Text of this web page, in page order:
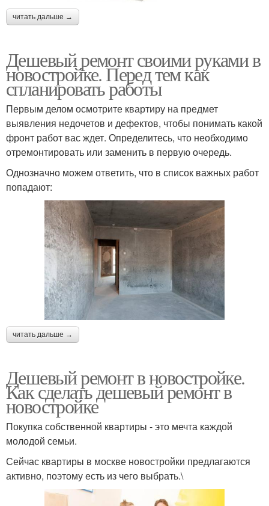
читать дальше →
Дешевый ремонт своими руками в
новостройке. Перед тем как
спланировать работы
Первым делом осмотрите квартиру на предмет
выявления недочетов и дефектов, чтобы понимать какой
фронт работ вас ждет. Определитесь, что необходимо
отремонтировать или заменить в первую очередь.
Однозначно можем ответить, что в список важных работ
попадают:
читать дальше →
Дешевый ремонт в новостройке.
Как сделать дешевый ремонт в
новостройке
Покупка собственной квартиры - это мечта каждой
молодой семьи.
Сейчас квартиры в москве новостройки предлагаются
активно, поэтому есть из чего выбрать.\